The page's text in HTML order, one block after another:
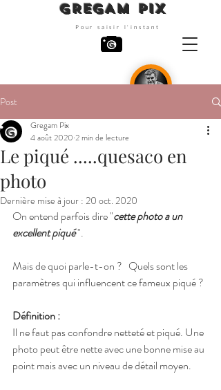
GREGAM PIX
Pour saisir l'instant
Post
Le piqué .....quesaco en
photo
Gregam Pix
4 août 2020 2 min de lecture
Dernière mise à jour : 20 oct. 2020
On entend parfois dire "cette photo a un
excellent piqué ".
Mais de quoi parle-t-on ?   Quels sont les
paramètres qui influencent ce fameux piqué ?
Définition :
Il ne faut pas confondre netteté et piqué. Une
photo peut être nette avec une bonne mise au
point mais avec un niveau de détail moyen.